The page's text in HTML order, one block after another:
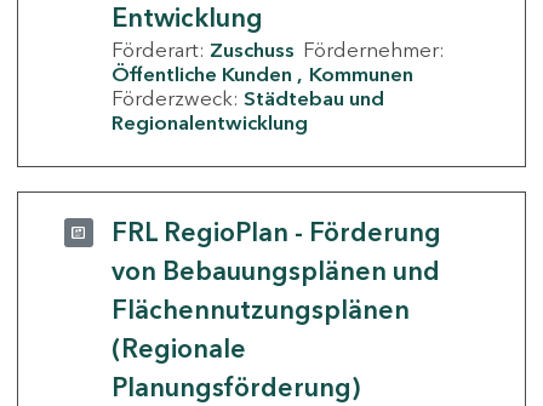
Entwicklung
Förderart: Zuschuss Fördernehmer:
Öffentliche Kunden
Kommunen
Förderzweck: Städtebau und
Regionalentwicklung
FRL RegioPlan - Förderung
von Bebauungsplänen und
Flächennutzungsplänen
(Regionale
Planungsförderung)